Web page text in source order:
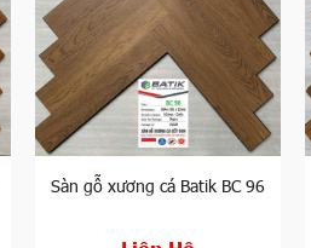
Black Star
Bogner
Nava Black
Domotex
MonasSàn gỗ xương cá Batik BC 96